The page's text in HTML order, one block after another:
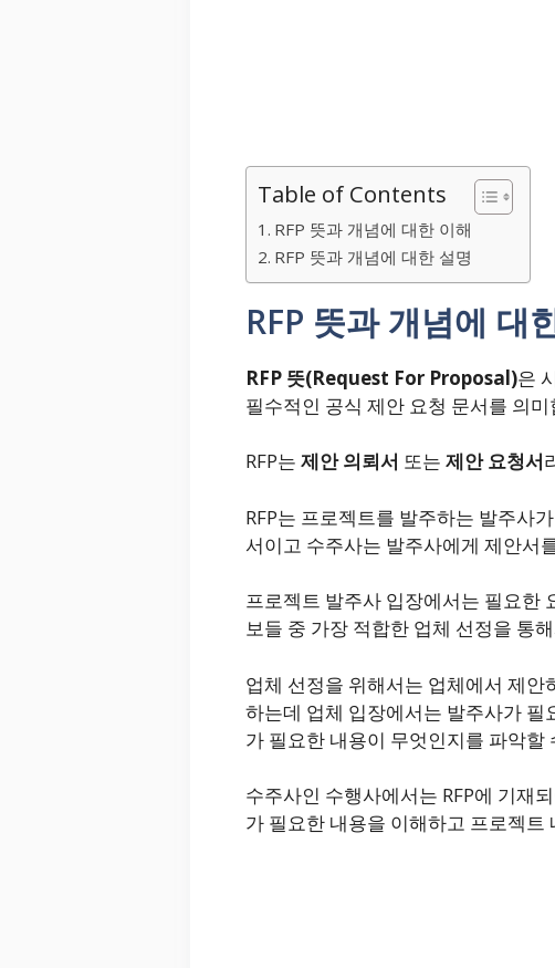
Table of Contents
RFP 뜻과 개념에 대한 이해
RFP 뜻과 개념에 대한 설명
RFP 뜻과 개념에 대
RFP 뜻(Request For Proposal)은
필수적인 공식 제안 요청 문서를 의미
RFP는 제안 의뢰서 또는 제안 요청서
RFP는 프로젝트를 발주하는 발주사
서이고 수주사는 발주사에게 제안서
프로젝트 발주사 입장에서는 필요한
보들 중 가장 적합한 업체 선정을 통
업체 선정을 위해서는 업체에서 제
하는데 업체 입장에서는 발주사가 필
가 필요한 내용이 무엇인지를 파악할
수주사인 수행사에서는 RFP에 기재
가 필요한 내용을 이해하고 프로젝트